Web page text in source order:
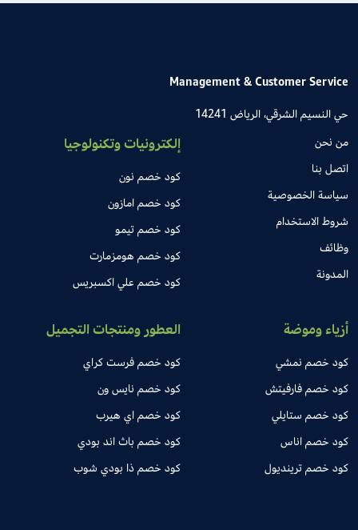
Management & Customer Service
حي النسيم الشرقي، الرياض 14241
من نحن
اتصل بنا
سياسة الخصوصية
شروط الاستخدام
وظائف
المدونة
إلكترونيات وتكنولوجيا
كود خصم نون
كود خصم امازون
كود خصم تيمو
كود خصم هومزمارت
كود خصم علي اكسبريس
أزياء وموضة
كود خصم نمشي
كود خصم فارفيتش
كود خصم ستايلي
كود خصم اناس
كود خصم ترينديول
العطور ومنتجات التجميل
كود خصم فرست كراي
كود خصم نايس ون
كود خصم اي هيرب
كود خصم باث اند بودي
كود خصم ذا بودي شوب